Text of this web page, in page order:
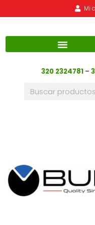
Mi
320 2324781–